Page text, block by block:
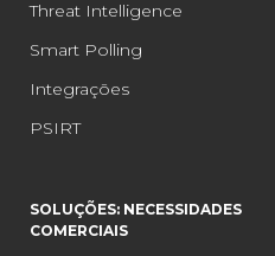
Threat Intelligence
Smart Polling
Integrações
PSIRT
SOLUÇÕES: NECESSIDADES
COMERCIAIS